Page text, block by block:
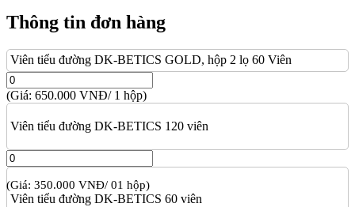
Thông tin đơn hàng
Viên tiểu đường DK-BETICS GOLD, hộp 2 lọ 60 Viên
(Giá: 650.000 VNĐ/ 1 hộp)
Viên tiểu đường DK-BETICS 120 viên
(Giá: 350.000 VNĐ/ 01 hộp)
Viên tiểu đường DK-BETICS 60 viên